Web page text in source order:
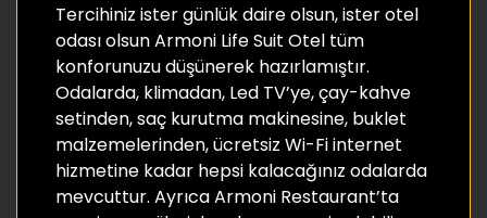
Tercihiniz ister günlük daire olsun, ister otel
odası olsun Armoni Life Suit Otel tüm
konforunuzu düşünerek hazırlamıştır.
Odalarda, klimadan, Led TV’ye, çay-kahve
setinden, saç kurutma makinesine, buklet
malzemelerinden, ücretsiz Wi-Fi internet
hizmetine kadar hepsi kalacağınız odalarda
mevcuttur. Ayrıca Armoni Restaurant’ta